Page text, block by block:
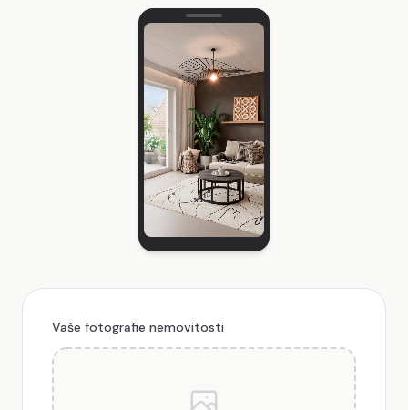
Vaše fotografie nemovitosti